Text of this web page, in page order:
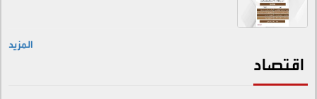
المزيد
اقتصاد